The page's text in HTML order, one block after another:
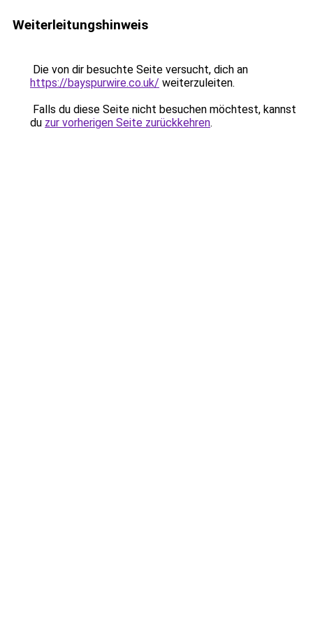
Weiterleitungshinweis
Die von dir besuchte Seite versucht, dich an
https://bayspurwire.co.uk/ weiterzuleiten.
Falls du diese Seite nicht besuchen möchtest, kannst
du zur vorherigen Seite zurückkehren.